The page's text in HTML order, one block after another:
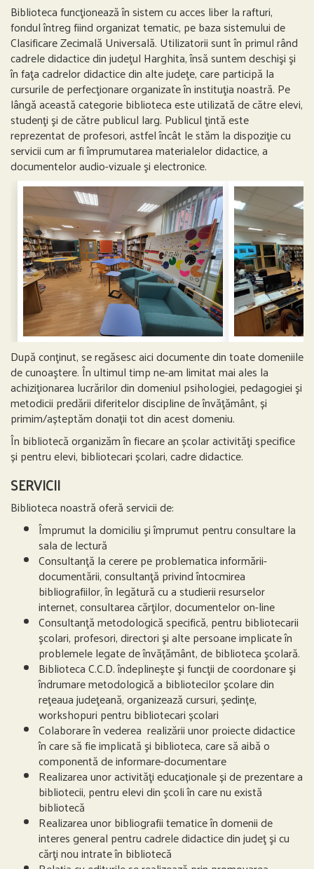
Biblioteca funcţionează în sistem cu acces liber la rafturi,
fondul întreg fiind organizat tematic, pe baza sistemului de
Clasificare Zecimală Universală. Utilizatorii sunt în primul rând
cadrele didactice din judeţul Harghita, însă suntem deschişi şi
în faţa cadrelor didactice din alte judeţe, care participă la
cursurile de perfecţionare organizate în instituţia noastră. Pe
lângă această categorie biblioteca este utilizată de către elevi,
studenţi şi de către publicul larg. Publicul ţintă este
reprezentat de profesori, astfel încât le stăm la dispoziţie cu
servicii cum ar fi împrumutarea materialelor didactice, a
documentelor audio-vizuale şi electronice.
După conţinut, se regăsesc aici documente din toate domeniile
de cunoaştere. În ultimul timp ne-am limitat mai ales la
achiziţionarea lucrărilor din domeniul psihologiei, pedagogiei şi
metodicii predării diferitelor discipline de învăţământ, și
primim/așteptăm donații tot din acest domeniu.
În bibliotecă organizăm în fiecare an școlar activităţi specifice
și pentru elevi, bibliotecari școlari, cadre didactice.
SERVICII
Biblioteca noastră oferă servicii de:
Împrumut la domiciliu şi împrumut pentru consultare la
sala de lectură
Consultanţă la cerere pe problematica informării-
documentării, consultanţă privind întocmirea
bibliografiilor, în legătură cu a studierii resurselor
internet, consultarea cărţilor, documentelor on-line
Consultanţă metodologică specifică, pentru bibliotecarii
şcolari, profesori, directori şi alte persoane implicate în
problemele legate de învățământ, de biblioteca şcolară.
Biblioteca C.C.D. îndeplineşte şi funcţii de coordonare şi
îndrumare metodologică a bibliotecilor şcolare din
reţeaua judeţeană, organizează cursuri, ședințe,
workshopuri pentru bibliotecari școlari
Colaborare în vederea realizării unor proiecte didactice
în care să fie implicată şi biblioteca, care să aibă o
componentă de informare-documentare
Realizarea unor activităţi educaționale și de prezentare a
bibliotecii, pentru elevi din şcoli în care nu există
bibliotecă
Realizarea unor bibliografii tematice în domenii de
interes general pentru cadrele didactice din judeţ şi cu
cărţi nou intrate în bibliotecă